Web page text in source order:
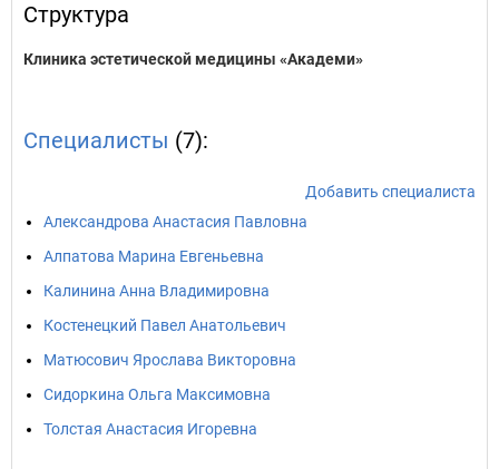
Структура
Клиника эстетической медицины «Академи»
Специалисты (7):
Добавить специалиста
Александрова Анастасия Павловна
Алпатова Марина Евгеньевна
Калинина Анна Владимировна
Костенецкий Павел Анатольевич
Матюсович Ярослава Викторовна
Сидоркина Ольга Максимовна
Толстая Анастасия Игоревна